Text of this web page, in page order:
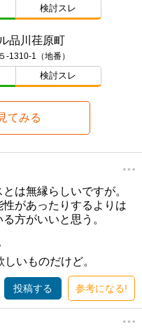
検討スレ
品川荏原町
-1310-1（地番）
検討スレ
てみる
は無縁らしいですが。
があったりするよりは
方がいいと思う。
いものだけど。
投稿する 参考になる!